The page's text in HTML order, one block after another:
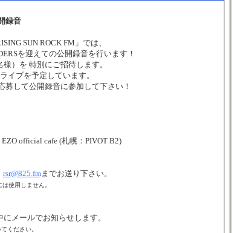
録音
SUN ROCK FM」では、
を迎えての公開録音を行います！
）を 特別にご招待します。
イブを予定しています。
募して公開録音に参加して下さい！
official cafe (札幌：PIVOT B2)
rsr@825.fmまでお送り下さい。
使用しません。
メールでお知らせします。
ください。